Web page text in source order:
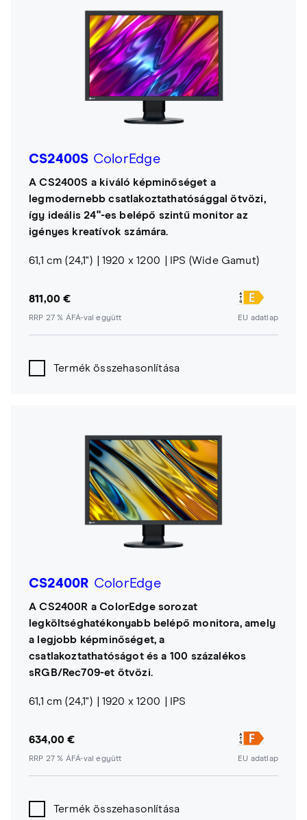
CS2400S ColorEdge
A CS2400S a kiváló képminőséget a
legmodernebb csatlakoztathatósággal ötvözi,
így ideális 24"-es belépő szintű monitor az
igényes kreatívok számára.
61,1 cm (24,1") 1920 x 1200 IPS (Wide Gamut)
811,00 €
RRP 27 % ÁFÁ-val együtt EU adatlap
Termék összehasonlítása
CS2400R ColorEdge
A CS2400R a ColorEdge sorozat
legköltséghatékonyabb belépő monitora, amely
a legjobb képminőséget, a
csatlakoztathatóságot és a 100 százalékos
sRGB/Rec709-et ötvözi.
61,1 cm (24,1") 1920 x 1200 IPS
634,00 €
RRP 27 % ÁFÁ-val együtt EU adatlap
Termék összehasonlítása